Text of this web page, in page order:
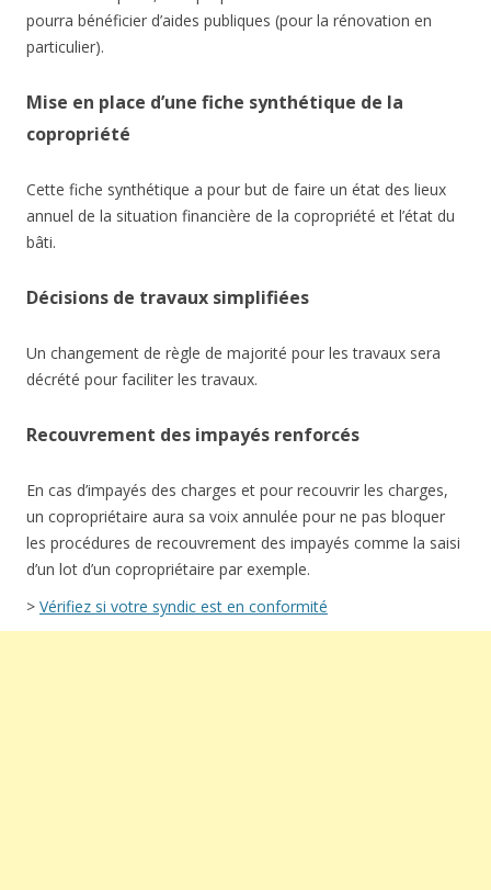
pourra bénéficier d’aides publiques (pour la rénovation en
particulier).
Mise en place d’une fiche synthétique de la
copropriété
Cette fiche synthétique a pour but de faire un état des lieux
annuel de la situation financière de la copropriété et l’état du
bâti.
Décisions de travaux simplifiées
Un changement de règle de majorité pour les travaux sera
décrété pour faciliter les travaux.
Recouvrement des impayés renforcés
En cas d’impayés des charges et pour recouvrir les charges,
un copropriétaire aura sa voix annulée pour ne pas bloquer
les procédures de recouvrement des impayés comme la saisi
d’un lot d’un copropriétaire par exemple.
> Vérifiez si votre syndic est en conformité